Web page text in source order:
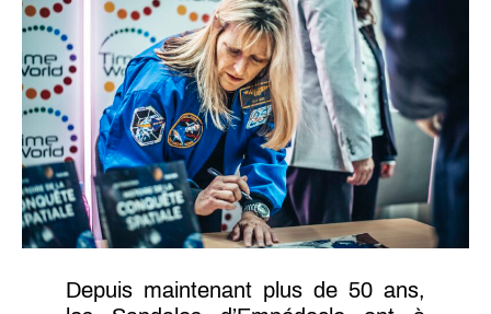
Depuis maintenant plus de 50 ans,